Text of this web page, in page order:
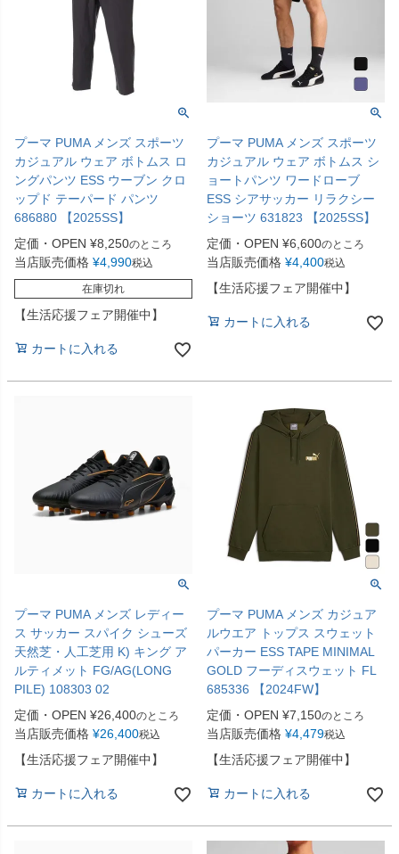
プーマ PUMA メンズ スポーツ
カジュアル ウェア ボトムス ロ
ングパンツ ESS ウーブン クロ
ップド テーパード パンツ
686880 【2025SS】
定価・OPEN ¥8,250のところ
当店販売価格 ¥4,990税込
在庫切れ
【生活応援フェア開催中】
カートに入れる
プーマ PUMA メンズ スポーツ
カジュアル ウェア ボトムス シ
ョートパンツ ワードローブ
ESS シアサッカー リラクシー
ショーツ 631823 【2025SS】
定価・OPEN ¥6,600のところ
当店販売価格 ¥4,400税込
【生活応援フェア開催中】
カートに入れる
プーマ PUMA メンズ レディー
ス サッカー スパイク シューズ
天然芝・人工芝用 K) キング ア
ルティメット FG/AG(LONG
PILE) 108303 02
定価・OPEN ¥26,400のところ
当店販売価格 ¥26,400税込
【生活応援フェア開催中】
カートに入れる
プーマ PUMA メンズ カジュア
ルウエア トップス スウェット
パーカー ESS TAPE MINIMAL
GOLD フーディスウェット FL
685336 【2024FW】
定価・OPEN ¥7,150のところ
当店販売価格 ¥4,479税込
【生活応援フェア開催中】
カートに入れる